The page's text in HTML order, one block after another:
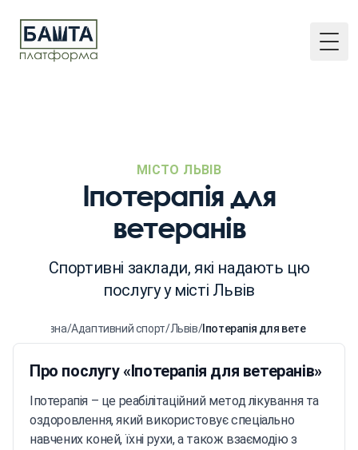
МІСТО ЛЬВІВ
Іпотерапія для
ветеранів
Спортивні заклади, які надають цю
послугу у місті Львів
Головна/Адаптивний спорт/Львів/Іпотерапія для ветеранів
Про послугу «Іпотерапія для ветеранів»
Іпотерапія – це реабілітаційний метод лікування та
оздоровлення, який використовує спеціально
навчених коней, їхні рухи, а також взаємодію з